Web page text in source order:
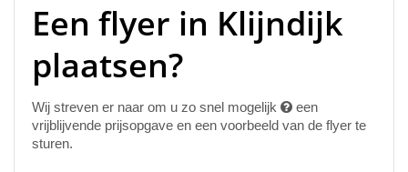
Een flyer in Klijndijk
plaatsen?
Wij streven er naar om u zo snel mogelijk
een
vrijblijvende prijsopgave en een voorbeeld van de flyer te
sturen.